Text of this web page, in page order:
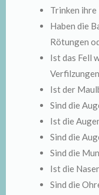
Trinken ihre
Haben die
Rötungen
Ist das Fell
Ist der
Sind die
Ist die
Sind die
Sind die
Ist die
Sind die